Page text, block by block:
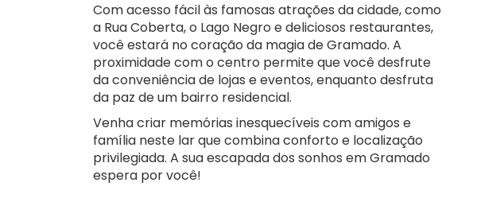
Com acesso fácil às famosas atrações da cidade, como
a Rua Coberta, o Lago Negro e deliciosos restaurantes,
você estará no coração da magia de Gramado. A
proximidade com o centro permite que você desfrute
da conveniência de lojas e eventos, enquanto desfruta
da paz de um bairro residencial.
Venha criar memórias inesquecíveis com amigos e
família neste lar que combina conforto e localização
privilegiada. A sua escapada dos sonhos em Gramado
espera por você!